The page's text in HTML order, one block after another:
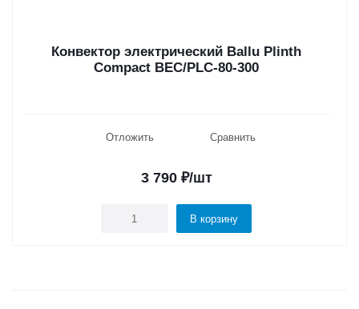
Конвектор электрический Ballu Plinth
Compact BEC/PLC-80-300
Отложить Сравнить
3 790 ₽/шт
В корзину